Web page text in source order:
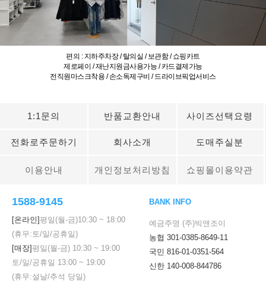
편의 : 지하주차장 / 탈의실 / 보관함 / 쇼핑카트
제로페이 / 재난지원금사용가능 / 카드결제가능
전직원마스크착용 / 손소독제구비 / 드라이브픽업서비스
1:1문의 반품교환안내 사이즈선택요령
전화로주문하기 회사소개 도매주실분
이용안내 개인정보처리방침 쇼핑몰이용약관
1588-9145
[온라인]평일(월-금)10:30 ~ 18:00
(휴무:토/일/공휴일)
[매장]평일(월-금) 10:30 ~ 19:00
토/일/공휴일 13:00 ~ 19:00
(휴무:설날/추석 당일)
BANK INFO
예금주명 (주)빅앤조이
농협 301-0385-8649-11
국민 816-01-0351-564
신한 140-008-844786